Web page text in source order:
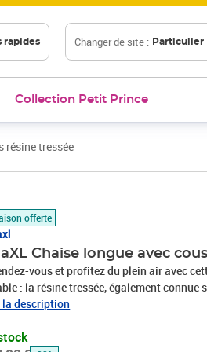
rapides Changer de site : Particulier
Collection Petit Prince
résine tressée
offerte
Chaise longue avec
vous et profitez du plein air avec cette
: la résine tressée, également connue
synthétique solide et nécessitant
en raison de sa durabilité et de ses
la description
267,99 €